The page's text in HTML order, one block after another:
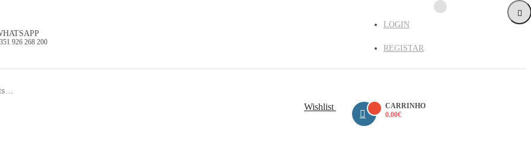
LOGIN
REGISTAR
926 268 200
Wishlist
CARRINHO
0.00€